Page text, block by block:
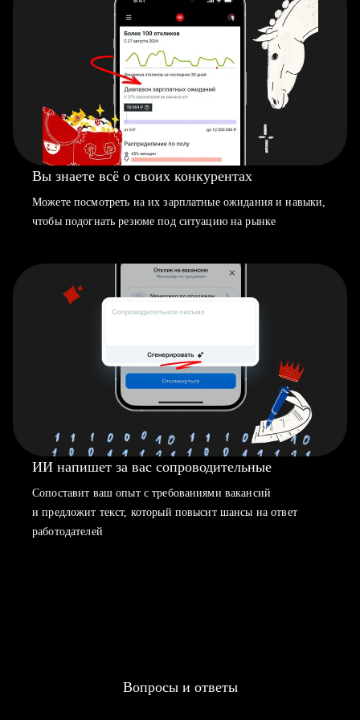
Вы знаете всё о своих конкурентах
Можете посмотреть на их зарплатные ожидания и навыки,
чтобы подогнать резюме под ситуацию на рынке
ИИ напишет за вас сопроводительные
Сопоставит ваш опыт с требованиями вакансий
и предложит текст, который повысит шансы на ответ
работодателей
Вопросы и ответы